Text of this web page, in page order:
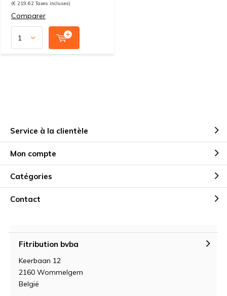
(€ 219,62 Taxes incluses)
Comparer
Service à la clientèle
Mon compte
Catégories
Contact
Fitribution bvba
Keerbaan 12
2160 Wommelgem
België